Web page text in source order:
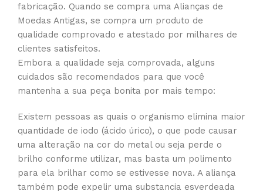
fabricação. Quando se compra uma Alianças de
Moedas Antigas, se compra um produto de
qualidade comprovado e atestado por milhares de
clientes satisfeitos.
Embora a qualidade seja comprovada, alguns
cuidados são recomendados para que você
mantenha a sua peça bonita por mais tempo:
Existem pessoas as quais o organismo elimina maior
quantidade de iodo (ácido úrico), o que pode causar
uma alteração na cor do metal ou seja perde o
brilho conforme utilizar, mas basta um polimento
para ela brilhar como se estivesse nova. A aliança
também pode expelir uma substancia esverdeada